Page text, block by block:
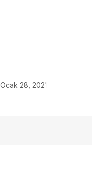
Ocak 28, 2021